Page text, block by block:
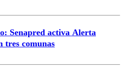
Senapred activa Alerta
tres comunas